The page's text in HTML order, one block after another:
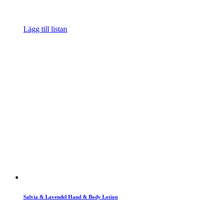
Lägg till listan
Salvia & Lavendel Hand & Body Lotion